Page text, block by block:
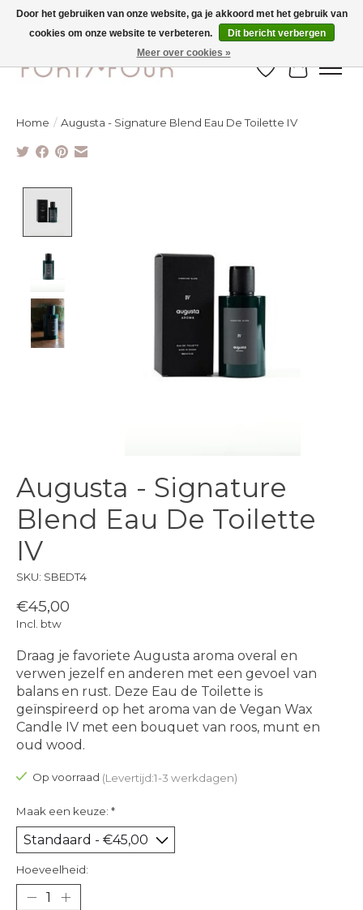
Ontdek de nieuwe najaarscollectie nu in de winkel - selectie online
Verlanglijst
Home / Augusta - Signature Blend Eau De Toilette IV
Augusta - Signature
Blend Eau De Toilette
IV
SKU: SBEDT4
€45,00
Incl. btw
Draag je favoriete Augusta aroma overal en
verwen jezelf en anderen met een gevoel van
balans en rust. Deze Eau de Toilette is
geïnspireerd op het aroma van de Vegan Wax
Candle IV met een bouquet van roos, munt en
oud wood.
Op voorraad (Levertijd:1-3 werkdagen)
Maak een keuze: *
Hoeveelheid:
Door het gebruiken van onze website, ga je akkoord met het gebruik van
cookies om onze website te verbeteren.
Dit bericht verbergen
Meer over cookies »